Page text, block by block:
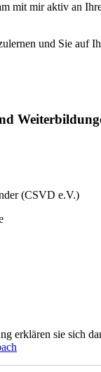
mit mir aktiv an
und Sie auf
(CSVD e.V.)
erklären sie sich